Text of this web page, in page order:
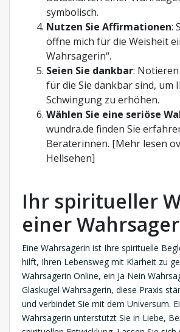
symbolisch.
Nutzen Sie Affirmationen:
öffne mich für die Weisheit
Wahrsagerin“.
Seien Sie dankbar:
für die Sie dankbar sind, um
Schwingung zu erhöhen.
Wählen Sie eine seriöse
wundra.de finden Sie
Beraterinnen. [Mehr lesen
Hellsehen]
Ihr spiritueller
einer
Eine Wahrsagerin ist Ihre spirituelle
hilft, Ihren Lebensweg mit Klarheit zu
Wahrsagerin Online, ein Ja Nein
Glaskugel Wahrsagerin, diese Praxis
und verbindet Sie mit dem Universum.
Wahrsagerin unterstützt Sie in Liebe,